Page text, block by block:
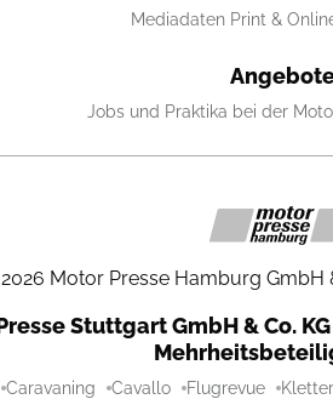
Mediadaten Print &
Jobs und Praktika bei der
2026 Motor Presse Hamburg GmbH
Stuttgart GmbH & Co.
Caravaning Cavallo Flugrevue